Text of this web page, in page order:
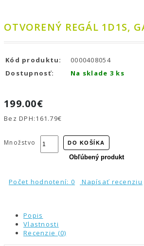
OTVORENÝ REGÁL 1D1S,
Kód produktu:
0000408054
Dostupnosť:
Na sklade 3 ks
199.00€
Bez DPH:161.79€
Množstvo DO KOŠÍKA
Obľúbený produkt
Počet hodnotení: 0 Napísať recenziu
Popis
Vlastnosti
Recenzie (0)